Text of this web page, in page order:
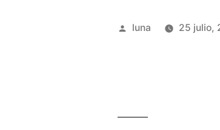
Publicado
luna 25 julio,